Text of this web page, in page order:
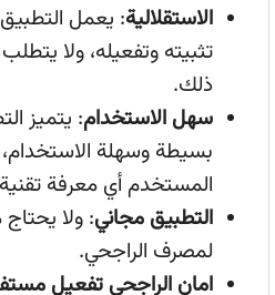
الاستقلالية: يعمل
تثبيته وتفعيله، ولا
ذلك.
سهل الاستخدام: يتميز
بسيطة وسهلة
المستخدم أي معرفة
التطبيق مجاني: ولا
لمصرف الراجحي.
امان الراجحي تفعيل